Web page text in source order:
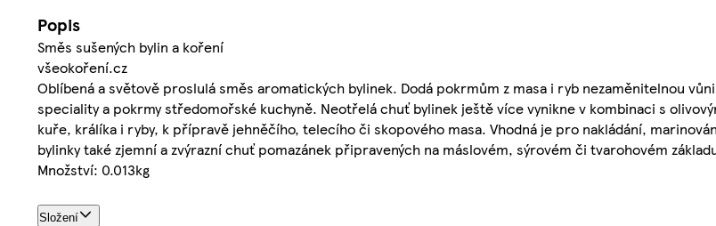
Popis
Směs sušených bylin a koření
všeokoření.cz
Oblíbená a světově proslulá směs aromatických bylinek. Dodá pokrmům z masa i ryb nezaměnitelnou
speciality a pokrmy středomořské kuchyně. Neotřelá chuť bylinek ještě více vynikne v kombinaci s
kuře, králíka i ryby, k přípravě jehněčího, telecího či skopového masa. Vhodná je pro nakládání,
bylinky také zjemní a zvýrazní chuť pomazánek připravených na máslovém, sýrovém či tvarohovém
Množství: 0.013kg
Složení